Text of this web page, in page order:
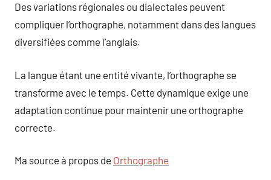
Des variations régionales ou dialectales peuvent
compliquer l’orthographe, notamment dans des langues
diversifiées comme l’anglais.
La langue étant une entité vivante, l’orthographe se
transforme avec le temps. Cette dynamique exige une
adaptation continue pour maintenir une orthographe
correcte.
Ma source à propos de Orthographe